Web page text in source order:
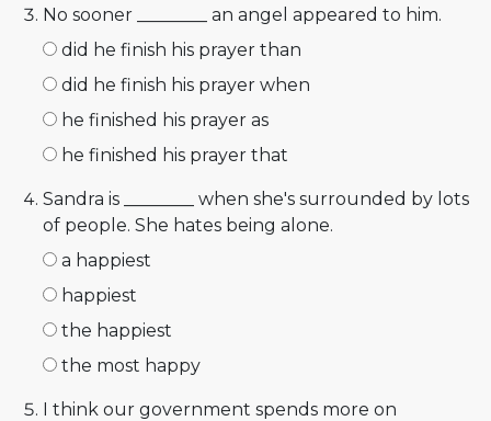
No sooner ________ an angel appeared to him.
did he finish his prayer than
did he finish his prayer when
he finished his prayer as
he finished his prayer that
Sandra is ________ when she's surrounded by lots
of people. She hates being alone.
a happiest
happiest
the happiest
the most happy
I think our government spends more on